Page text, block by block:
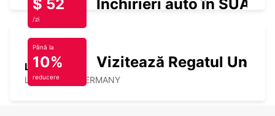
LOERRACH
LOERRACH - GERMANY
$ 52
/zi
Închirieri auto în SUA
Până la
10%
reducere
Vizitează Regatul Unit